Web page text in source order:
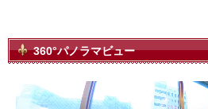
360°パノラマビュー